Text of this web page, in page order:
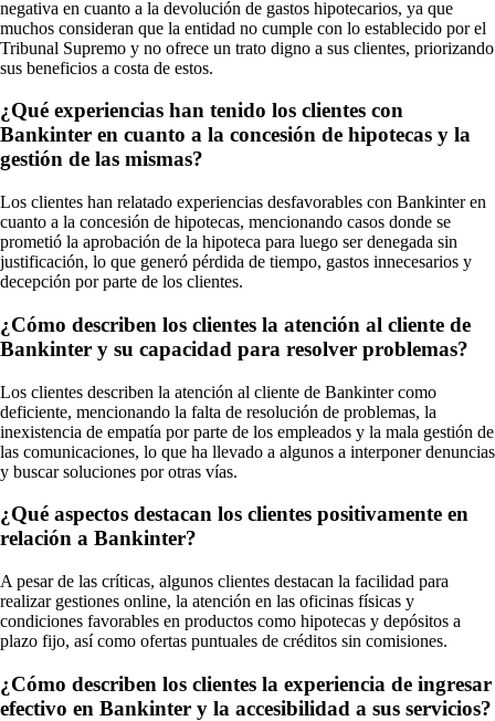
negativa en cuanto a la devolución de gastos hipotecarios, ya que
muchos consideran que la entidad no cumple con lo establecido por el
Tribunal Supremo y no ofrece un trato digno a sus clientes, priorizando
sus beneficios a costa de estos.
¿Qué experiencias han tenido los clientes con
Bankinter en cuanto a la concesión de hipotecas y la
gestión de las mismas?
Los clientes han relatado experiencias desfavorables con Bankinter en
cuanto a la concesión de hipotecas, mencionando casos donde se
prometió la aprobación de la hipoteca para luego ser denegada sin
justificación, lo que generó pérdida de tiempo, gastos innecesarios y
decepción por parte de los clientes.
¿Cómo describen los clientes la atención al cliente de
Bankinter y su capacidad para resolver problemas?
Los clientes describen la atención al cliente de Bankinter como
deficiente, mencionando la falta de resolución de problemas, la
inexistencia de empatía por parte de los empleados y la mala gestión de
las comunicaciones, lo que ha llevado a algunos a interponer denuncias
y buscar soluciones por otras vías.
¿Qué aspectos destacan los clientes positivamente en
relación a Bankinter?
A pesar de las críticas, algunos clientes destacan la facilidad para
realizar gestiones online, la atención en las oficinas físicas y
condiciones favorables en productos como hipotecas y depósitos a
plazo fijo, así como ofertas puntuales de créditos sin comisiones.
¿Cómo describen los clientes la experiencia de ingresar
efectivo en Bankinter y la accesibilidad a sus servicios?